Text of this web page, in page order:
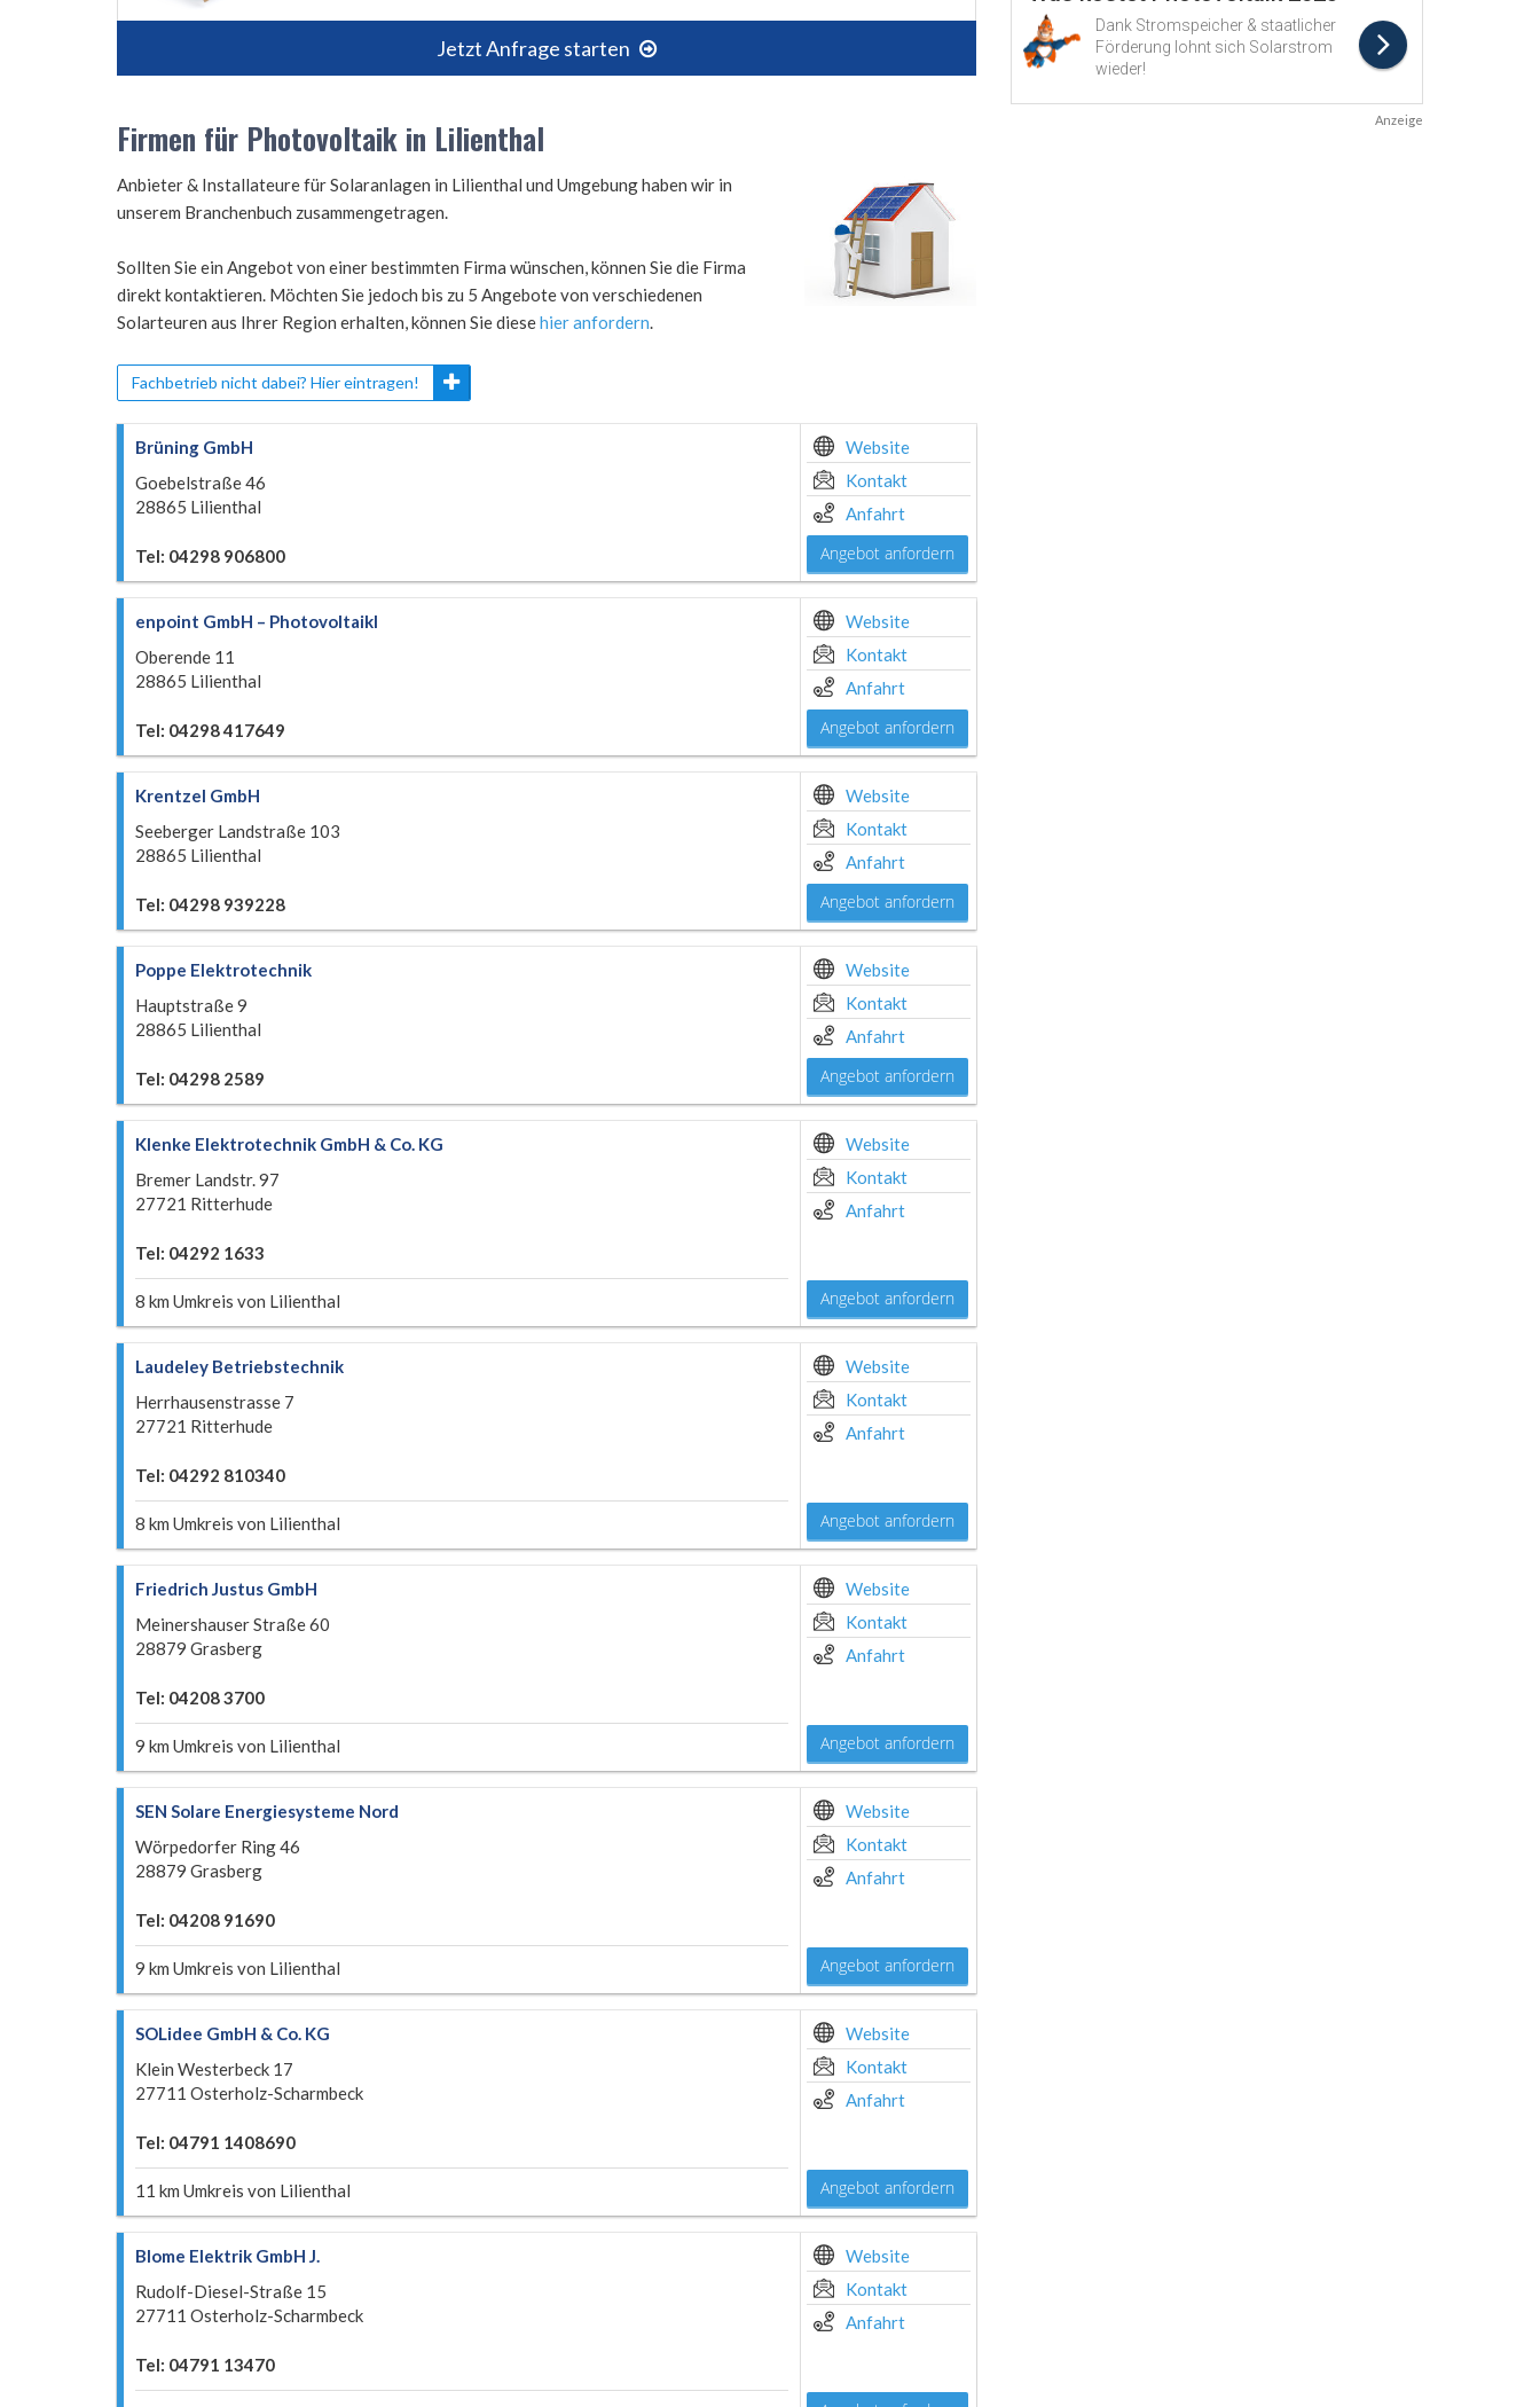
Jetzt Anfrage starten
Firmen für Photovoltaik in Lilienthal
Anbieter & Installateure für Solaranlagen in Lilienthal und Umgebung haben wir in
unserem Branchenbuch zusammengetragen.
Sollten Sie ein Angebot von einer bestimmten Firma wünschen, können Sie die Firma
direkt kontaktieren. Möchten Sie jedoch bis zu 5 Angebote von verschiedenen
Solarteuren aus Ihrer Region erhalten, können Sie diesehier anfordern.
Fachbetrieb nicht dabei? Hier eintragen!
Brüning GmbH
Goebelstraße 46
28865 Lilienthal
Tel: 04298 906800
Website
Kontakt
Anfahrt
Angebot anfordern
enpoint GmbH – Photovoltaikl
Oberende 11
28865 Lilienthal
Tel: 04298 417649
Website
Kontakt
Anfahrt
Angebot anfordern
Krentzel GmbH
Seeberger Landstraße 103
28865 Lilienthal
Tel: 04298 939228
Website
Kontakt
Anfahrt
Angebot anfordern
Poppe Elektrotechnik
Hauptstraße 9
28865 Lilienthal
Tel: 04298 2589
Website
Kontakt
Anfahrt
Angebot anfordern
Klenke Elektrotechnik GmbH & Co. KG
Bremer Landstr. 97
27721 Ritterhude
Tel: 04292 1633
8 km Umkreis von Lilienthal
Website
Kontakt
Anfahrt
Angebot anfordern
Laudeley Betriebstechnik
Herrhausenstrasse 7
27721 Ritterhude
Tel: 04292 810340
8 km Umkreis von Lilienthal
Website
Kontakt
Anfahrt
Angebot anfordern
Friedrich Justus GmbH
Meinershauser Straße 60
28879 Grasberg
Tel: 04208 3700
9 km Umkreis von Lilienthal
Website
Kontakt
Anfahrt
Angebot anfordern
SEN Solare Energiesysteme Nord
Wörpedorfer Ring 46
28879 Grasberg
Tel: 04208 91690
9 km Umkreis von Lilienthal
Website
Kontakt
Anfahrt
Angebot anfordern
SOLidee GmbH & Co. KG
Klein Westerbeck 17
27711 Osterholz-Scharmbeck
Tel: 04791 1408690
11 km Umkreis von Lilienthal
Website
Kontakt
Anfahrt
Angebot anfordern
Blome Elektrik GmbH J.
Rudolf-Diesel-Straße 15
27711 Osterholz-Scharmbeck
Tel: 04791 13470
Website
Kontakt
Anfahrt
Anzeige